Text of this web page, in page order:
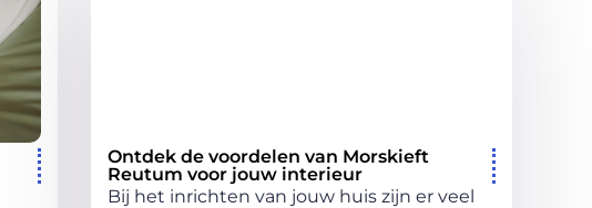
Ontdek de voordelen van Morskieft
Reutum voor jouw interieur
Bij het inrichten van jouw huis zijn er veel